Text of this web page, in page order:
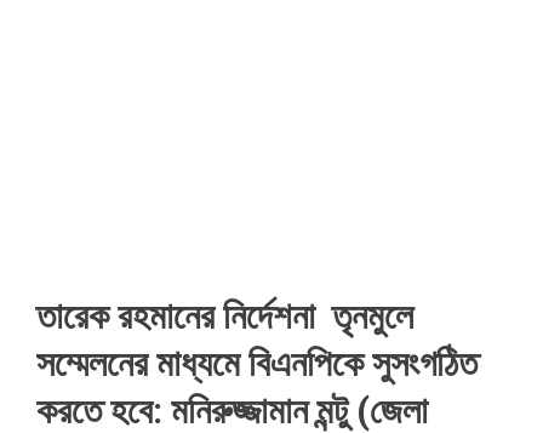
তারেক রহমানের নির্দেশনা তৃনমুলে
সম্মেলনের মাধ্যমে বিএনপিকে সুসংগঠিত
করতে হবে: মনিরুজ্জামান মন্টু (জেলা